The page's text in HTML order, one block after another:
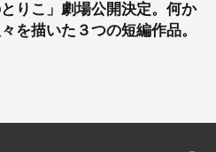
りこ」劇場公開決定。何か
を描いた３つの短編作品。